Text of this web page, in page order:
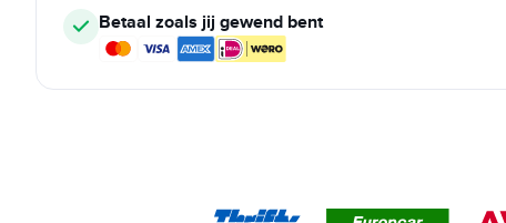
Betaal zoals jij gewend bent